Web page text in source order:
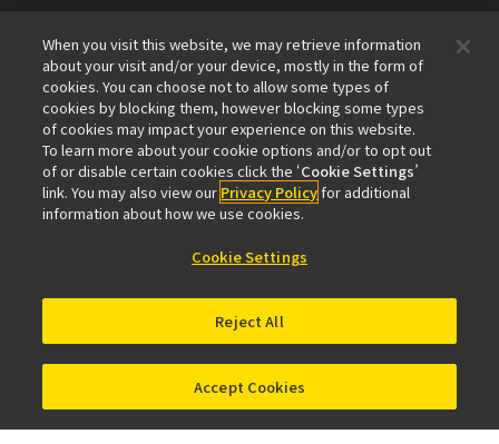
顕微鏡事業100周年
おすすめリンク
メールマガジン登録対物レンズセレクターPubScope
OEMNikon Small World
MicroscopyU
NIKON JOICO AWARD
インダストリー製品（インダストリアルソリューション
FPD露光装置（FPD装置事業）
When you visit this website, we may retrieve information
about your visit and/or your device, mostly in the form of
cookies. You can choose not to allow some types of
cookies by blocking them, however blocking some types
of cookies may impact your experience on this website.
To learn more about your cookie options and/or to opt out
of or disable certain cookies click the ‘Cookie Settings’
link. You may also view our Privacy Policyfor additional
information about how we use cookies.
Cookie Settings
Reject All
Accept Cookies